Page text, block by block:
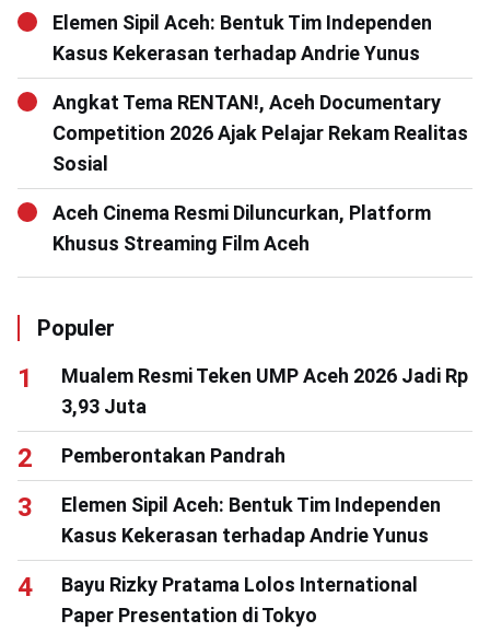
Elemen Sipil Aceh: Bentuk Tim Independen
Kasus Kekerasan terhadap Andrie Yunus
Angkat Tema RENTAN!, Aceh Documentary
Competition 2026 Ajak Pelajar Rekam Realitas
Sosial
Aceh Cinema Resmi Diluncurkan, Platform
Khusus Streaming Film Aceh
Populer
Mualem Resmi Teken UMP Aceh 2026 Jadi Rp
3,93 Juta
Pemberontakan Pandrah
Elemen Sipil Aceh: Bentuk Tim Independen
Kasus Kekerasan terhadap Andrie Yunus
Bayu Rizky Pratama Lolos International
Paper Presentation di Tokyo